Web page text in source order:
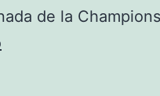
de la